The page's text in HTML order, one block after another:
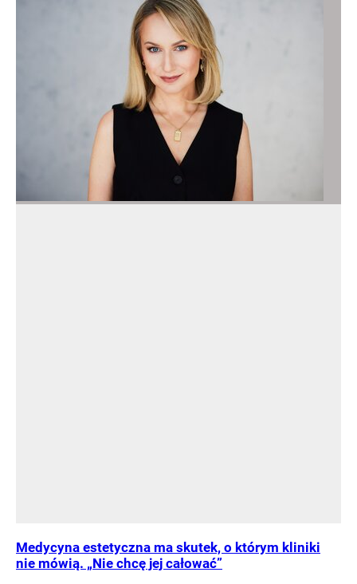
Medycyna estetyczna ma skutek, o którym kliniki
nie mówią. „Nie chcę jej całować”